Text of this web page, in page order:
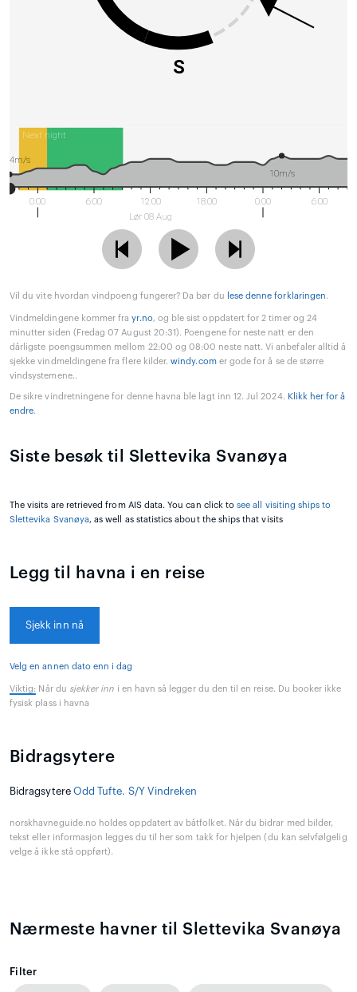
S
Next night
0:00 6:00
12:00
Lør 08 Aug
18:00 0:00 6:00
10m/s
4m/s
Vil du vite hvordan vindpoeng fungerer? Da bør du lese denne forklaringen.
Vindmeldingene kommer frayr.no, og ble sist oppdatert for 2 timer og 24
minutter siden (Fredag 07 August 20:31). Poengene for neste natt er den
dårligste poengsummen mellom 22:00 og 08:00 neste natt. Vi anbefaler alltid å
sjekke vindmeldingene fra flere kilder.windy.comer gode for å se de større
vindsystemene..
De sikre vindretningene for denne havna ble lagt inn 12. Jul 2024. Klikk her for å
endre.
Siste besøk til Slettevika Svanøya
The visits are retrieved from AIS data. You can click tosee all visiting ships to
Slettevika Svanøya, as well as statistics about the ships that visits
Legg til havna i en reise
Sjekk inn nå
Velg en annen dato enn i dag
Viktig: Når du sjekker inn i en havn så legger du den til en reise. Du booker ikke
fysisk plass i havna
Bidragsytere
Bidragsytere Odd Tufte. S/Y Vindreken
norskhavneguide.no holdes oppdatert av båtfolket. Når du bidrar med bilder,
tekst eller informasjon legges du til her som takk for hjelpen (du kan selvfølgelig
velge å ikke stå oppført).
Nærmeste havner til Slettevika Svanøya
Filter